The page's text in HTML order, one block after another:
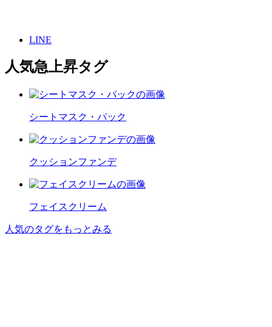
LINE
人気急上昇タグ
シートマスク・パック
クッションファンデ
フェイスクリーム
人気のタグをもっとみる